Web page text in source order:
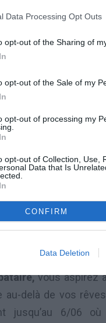
Data Processing Opt Outs
opt-out of the Sharing of
opt-out of the Sale of my
opt-out of processing my
opt-out of Collection, Use,
Data that Is
CONFIRM
Data Deletion
dans vos
attentes ! Partagez
optimiser les
à ouvrir
d’un idéal !
? Ne
éloigner et à
moyens à exploiter
concrétiser un
clairement.
idéaliste
vous aspirez
delà de vos
jusqu’au 6/06